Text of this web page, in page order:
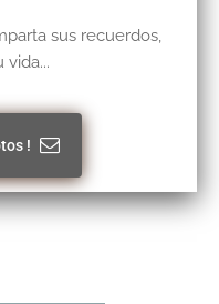
sus recuerdos,
vida...
!